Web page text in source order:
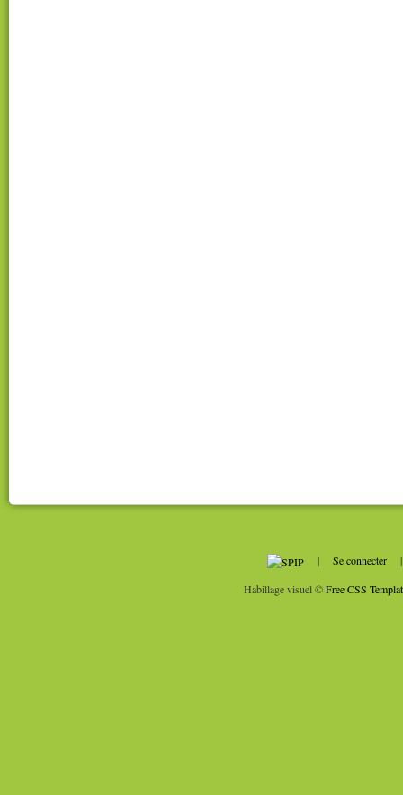
| Se connecter
Habillage visuel ©Free CSS